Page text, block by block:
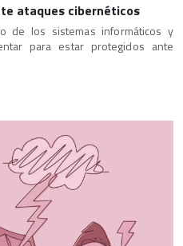
ataques cibernéticos
de los sistemas informáticos y
para estar protegidos ante